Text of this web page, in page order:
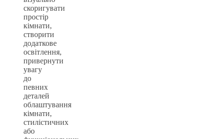
скоригувати
простір
кімнати,
створити
додаткове
освітлення,
привернути
увагу
до
певних
деталей
облаштування
кімнати,
стилістичних
або